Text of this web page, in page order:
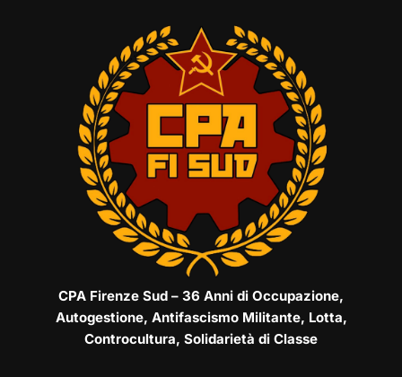
CPA Firenze Sud – 36 Anni di Occupazione,
Autogestione, Antifascismo Militante, Lotta,
Controcultura, Solidarietà di Classe